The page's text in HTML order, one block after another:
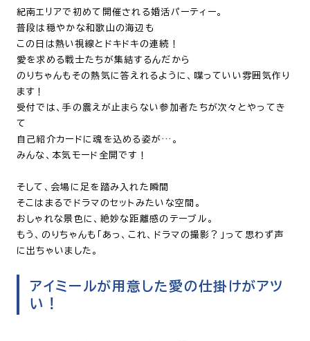
紀南エリアで初めて開催される婚活パーティー。
普段は穏やかな和歌山の海辺も
この日は熱い視線とドキドキの連続！
愛を求める戦士たちが集結するんだから
のりちゃんもその熱気に答えれるように、喋っていい雰囲気作り
ます！
受付では、手の震えが止まらない参加者たちが次々とやってき
て
自己紹介カードに魂を込める姿が…。
みんな、本気モード全開です！
そして、会場に足を踏み入れた瞬間
そこはまるでドラマのセットみたいな空間。
おしゃれな景色に、絶妙な距離感のテーブル。
もう、のりちゃんも「あっ、これ、ドラマの撮影？」って思わず声
に出ちゃいました。
アイミールが用意した愛の仕掛けがアツ
い！